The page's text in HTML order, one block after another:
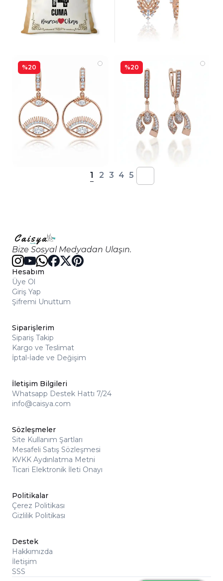
%20 %20
1 2 3 4 5
Bize Sosyal Medyadan Ulaşın.
Hesabım
Üye Ol
Giriş Yap
Şifremi Unuttum
Siparişlerim
Sipariş Takip
Kargo ve Teslimat
İptal-İade ve Değişim
İletişim Bilgileri
Whatsapp Destek Hattı 7/24
info@caisya.com
Sözleşmeler
Site Kullanım Şartları
Mesafeli Satış Sözleşmesi
KVKK Aydınlatma Metni
Ticari Elektronik İleti Onayı
Politikalar
Çerez Politikası
Gizlilik Politikası
Destek
Hakkımızda
İletişim
SSS